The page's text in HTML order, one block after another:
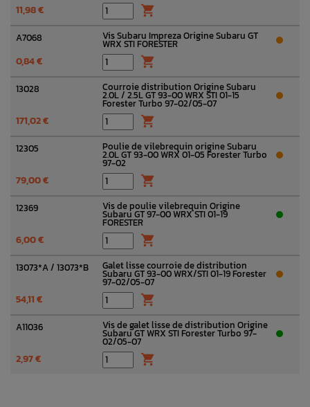
11,98 € 
A7068 Vis Subaru Impreza Origine Subaru GT
WRX STI FORESTER
0,84 € 
13028 Courroie distribution Origine Subaru
2.0L / 2.5L GT 93-00 WRX STI 01-15
Forester Turbo 97-02/05-07
171,02 € 
12305 Poulie de vilebrequin origine Subaru
2.0L GT 93-00 WRX 01-05 Forester Turbo
97-02
79,00 € 
12369 Vis de poulie vilebrequin Origine
Subaru GT 97-00 WRX STI 01-19
FORESTER
6,00 € 
13073*A / 13073*B Galet lisse courroie de distribution
Subaru GT 93-00 WRX/STI 01-19 Forester
97-02/05-07
54,11 € 
A11036 Vis de galet lisse de distribution Origine
Subaru GT WRX STI Forester Turbo 97-
02/05-07
2,97 € 